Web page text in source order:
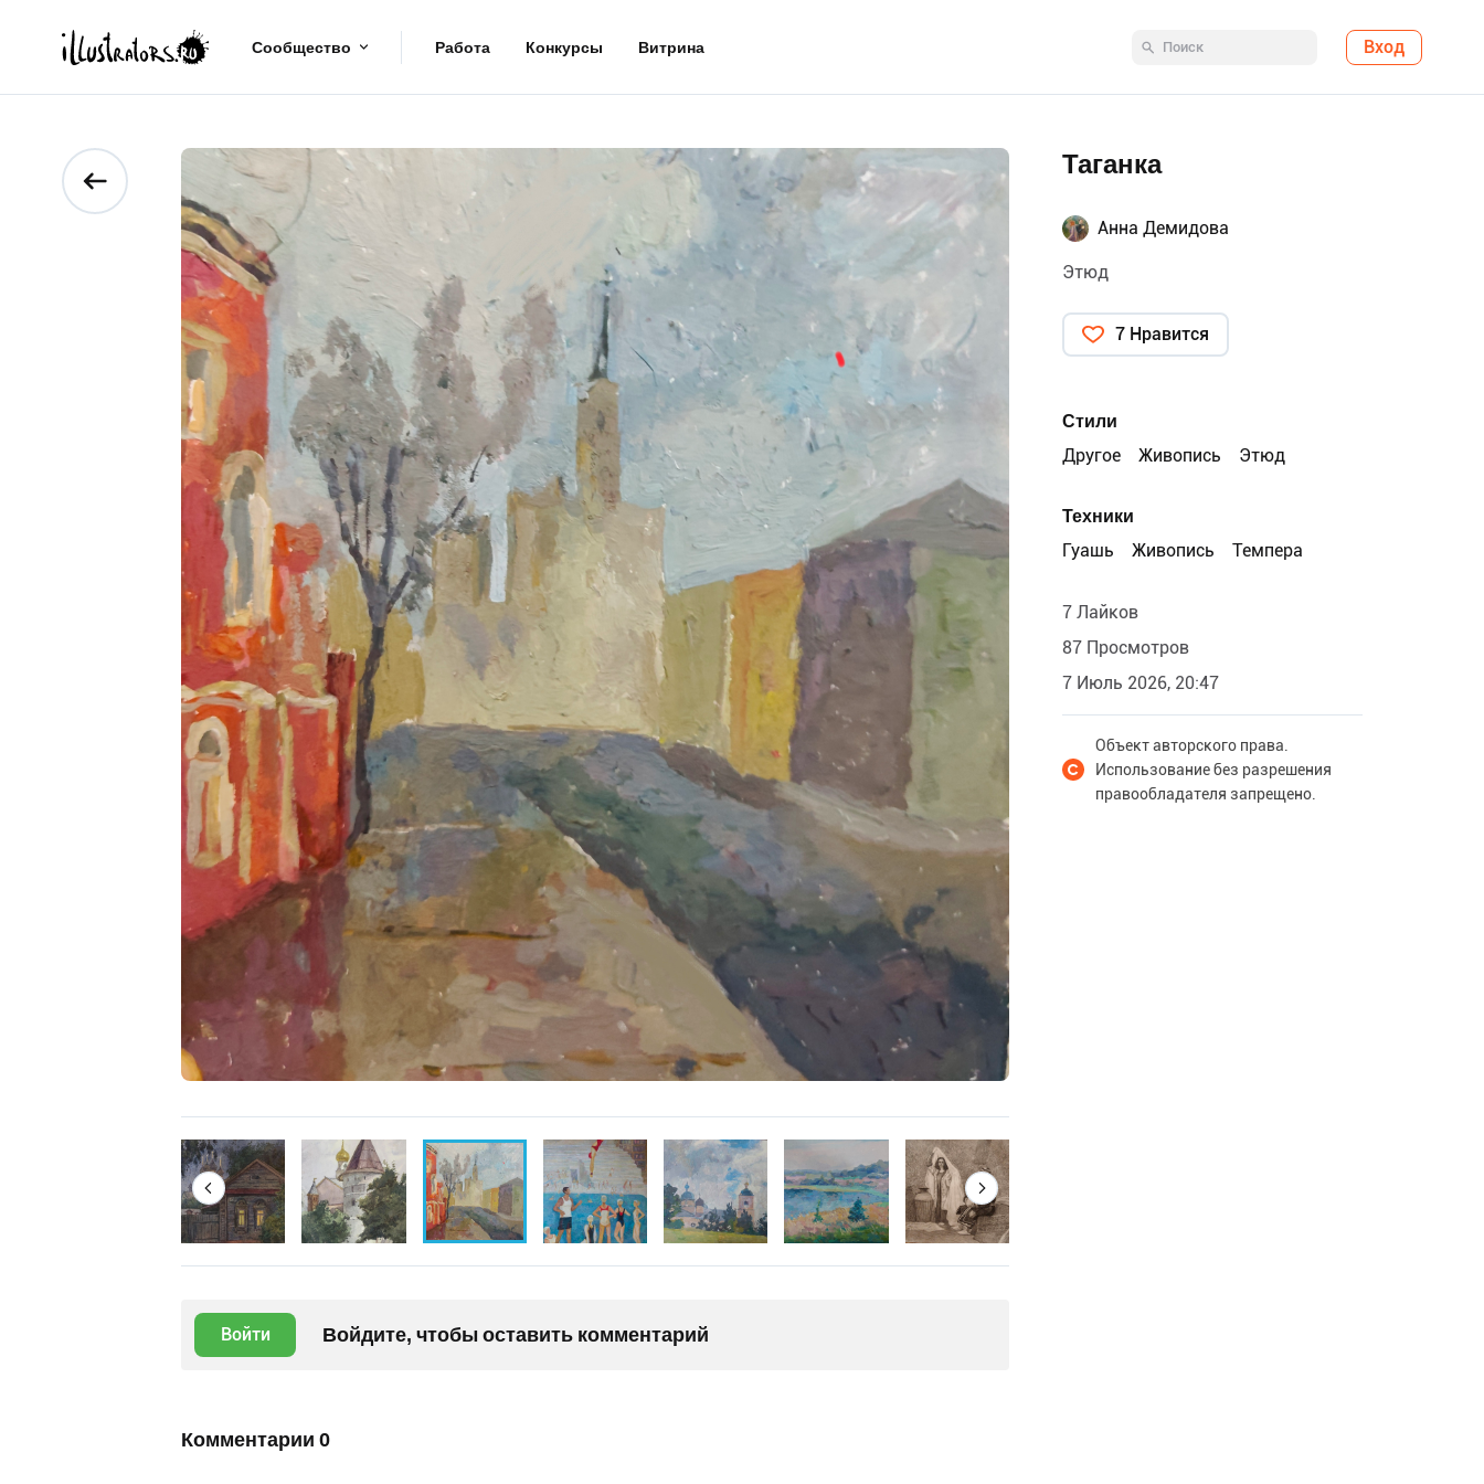
Сообщество Работа Конкурсы Витрина Вход
Войти Войдите, чтобы оставить комментарий
Комментарии 0
Таганка
Анна Демидова
Этюд
7 Нравится
Стили
Другое
Живопись Этюд
Техники
Гуашь
Живопись Темпера
7 Лайков
87 Просмотров
7 Июль 2026, 20:47
Объект авторского права.
Использование без разрешения
правообладателя запрещено.